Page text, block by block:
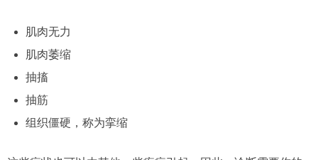
肌肉无力
肌肉萎缩
抽搐
抽筋
组织僵硬，称为挛缩